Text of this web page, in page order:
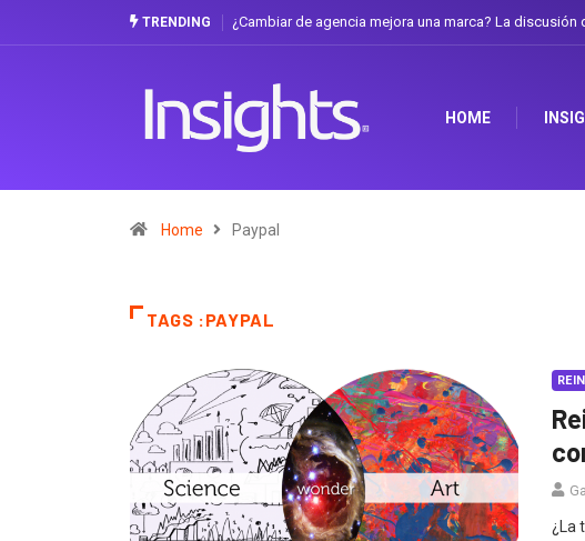
TRENDING ¿Cambiar de agencia mejora una marca? La discusión
HOME
Home Paypal
TAGS :PAYPAL
¿La